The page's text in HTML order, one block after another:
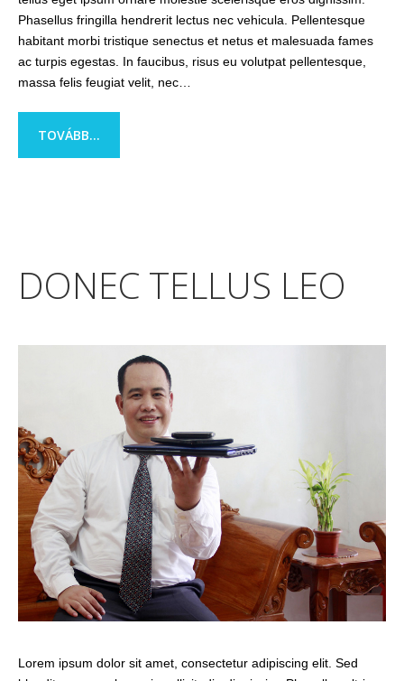
Phasellus fringilla hendrerit lectus nec vehicula. Pellentesque
habitant morbi tristique senectus et netus et malesuada fames
ac turpis egestas. In faucibus, risus eu volutpat pellentesque,
massa felis feugiat velit, nec…
TOVÁBB...
DONEC TELLUS LEO
Lorem ipsum dolor sit amet, consectetur adipiscing elit. Sed